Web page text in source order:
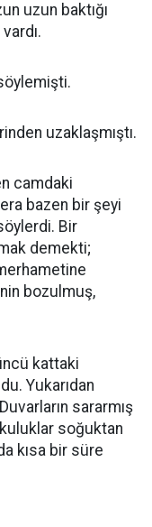
uzun baktığı
uzaklaşmıştı.
camdaki
bazen bir şeyi
Bir
demekti;
bozulmuş,
kattaki
Yukarıdan
sararmış
soğuktan
kısa bir süre